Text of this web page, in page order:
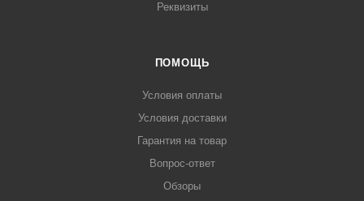
Реквизиты
ПОМОЩЬ
Условия оплаты
Условия доставки
Гарантия на товар
Вопрос-ответ
Обзоры